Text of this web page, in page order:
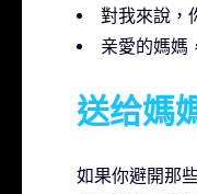
對我來說，
亲愛的媽媽
送给媽
如果你避開那